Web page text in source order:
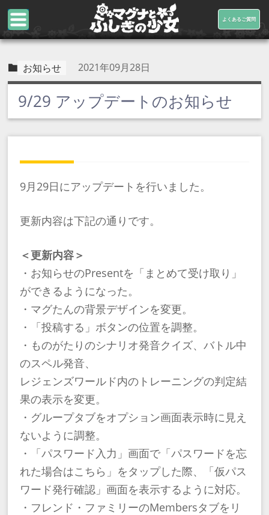
よくあるご質問
お知らせ 2021年09月28日
9/29 アップデートのお知らせ
9月29日にアップデートを行いました。
更新内容は下記の通りです。
＜更新内容＞
・お知らせのPresentを「まとめて受け取り」
ができるようになった。
・マグたんの背景デザインを変更。
・「投稿する」ボタンの位置を調整。
・ものがたりのシナリオ発音クイズ、バトル中
のスペル発音、
レジェンズワールド内のトレーニングの判定結
果の表示を変更。
・グループタブをオプション画面表示時に見え
ないように調整。
・「パスワード入力」画面で「パスワードを忘
れた場合はこちら」をタップした際、「仮パス
ワード発行確認」画面を表示するように対応。
・フレンド・ファミリーのMembersタブをリ